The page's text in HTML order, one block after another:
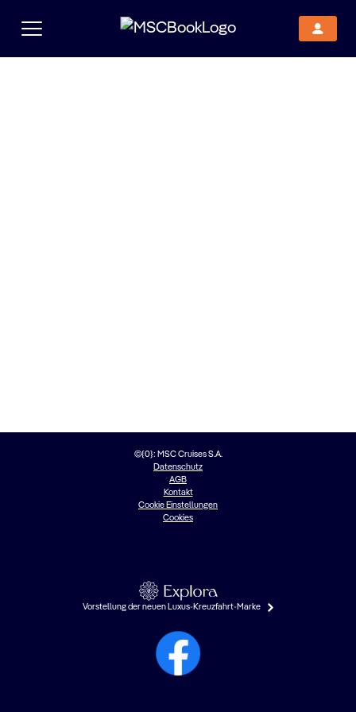
©{0}: MSC Cruises S.A.
Datenschutz
AGB
Kontakt
Cookie Einstellungen
Cookies
Vorstellung der neuen Luxus-Kreuzfahrt-Marke